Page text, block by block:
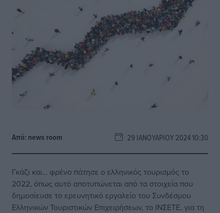
Από: news room 29 ΙΑΝΟΥΑΡΊΟΥ 2024 10:30
Γκάζι και… φρένο πάτησε ο ελληνικός τουρισμός το
2022, όπως αυτό αποτυπώνεται από τα στοιχεία που
δημοσίευσε το ερευνητικό εργαλείο του Συνδέσμου
Ελληνικών Τουριστικών Επιχειρήσεων, το IΝΣΕΤΕ, για τη